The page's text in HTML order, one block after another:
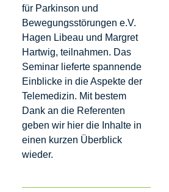
für Parkinson und
Bewegungsstörungen e.V.
Hagen Libeau und Margret
Hartwig, teilnahmen. Das
Seminar lieferte spannende
Einblicke in die Aspekte der
Telemedizin. Mit bestem
Dank an die Referenten
geben wir hier die Inhalte in
einen kurzen Überblick
wieder.